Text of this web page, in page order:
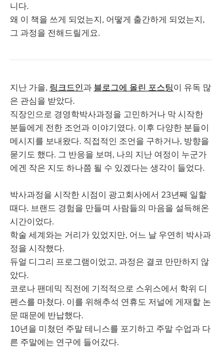
니다.
왜 이 책을 쓰게 되었는지, 어떻게 출간하게 되었는지,
그 과정을 전해드릴게요.
지난 가을, 링크드인과 블로그에 올린 포스팅이 유독 많
은 관심을 받았다.
직장인으로 경영학박사과정을 고민하거나 막 시작한
분들에게 전한 조언과 이야기였다. 이후 다양한 분들이
메시지를 보내왔다. 직접적인 조언을 구하거나, 방향을
묻기도 했다. 그 반응을 보며, 나의 지난 여정이 누군가
에겐 작은 지도 하나쯤 될 수 있겠다는 생각이 들었다.
박사과정을 시작한 시점이 광고회사에서 23년째 일할
때다. 브랜드 경험을 만들며 사람들의 마음을 설득해온
시간이었다.
학술 세계와는 거리가 있었지만, 어느 날 우연히 박사과
정을 시작했다.
듀얼 디그리 프로그램이었고, 과정은 결코 만만하지 않
았다.
코로나 팬데믹 직전에 기적적으로 스위스에서 학위 디
펜스를 마쳤다. 이를 위해추석 연휴도 저널에 게재할 논
문 때문에 반납했다.
10년을 미쳤던 주말 테니스를 포기하고 주말 수업과 다
른 주말에는 연구에 들어갔다.